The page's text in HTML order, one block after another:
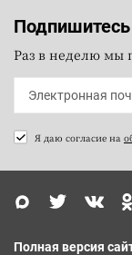
Раз в неделю мы
Я даю согласие на
Полная версия